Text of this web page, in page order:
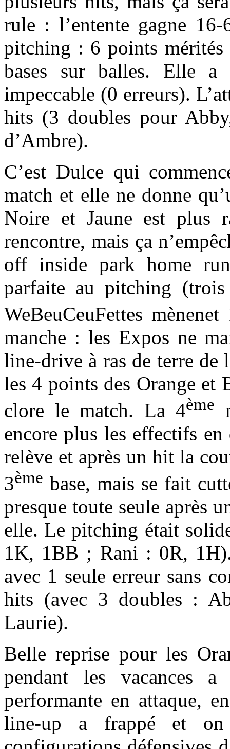
rule : l’entente gagne 16-
pitching : 6 points
bases sur balles. Elle a
impeccable (0 erreurs).
hits (3 doubles pour
d’Ambre).
C’est Dulce qui
match et elle ne donne
Noire et Jaune est plus
rencontre, mais ça
off inside park home
parfaite au pitching
WeBeuCeuFettes
manche : les Expos ne
line-drive à ras de terre de
les 4 points des Orange et
clore le match. La 4ème
encore plus les effectifs
relève et après un hit la
3ème base, mais se fait
presque toute seule après
elle. Le pitching était
1K, 1BB ; Rani : 0R,
avec 1 seule erreur sans
hits (avec 3 doubles :
Laurie).
Belle reprise pour les
pendant les vacances
performante en attaque,
line-up a frappé et on